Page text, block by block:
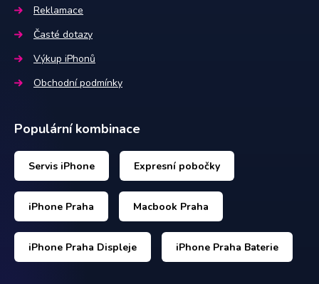
Reklamace
Časté dotazy
Výkup iPhonů
Obchodní podmínky
Populární kombinace
Servis iPhone Expresní pobočky
iPhone Praha Macbook Praha
iPhone Praha Displeje iPhone Praha Baterie